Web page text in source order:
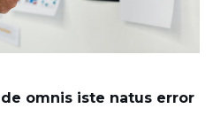
omnis iste natus error